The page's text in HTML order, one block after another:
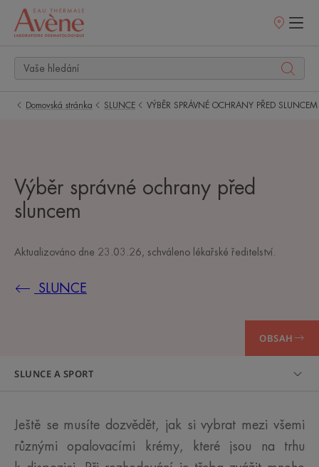
Prodejní
Domovská stránka SLUNCE VÝBĚR SPRÁVNÉ OCHRANY PŘED SLUNCEM
Výběr správné ochrany před
sluncem
Aktualizováno dne 23.03.26 , schváleno lékařské ředitelství
SLUNCE
OBSAH
SLUNCE A SPORT
Ještě se musíte dozvědět, jak si vybrat mezi všemi
různými opalovacími krémy, které jsou na trhu